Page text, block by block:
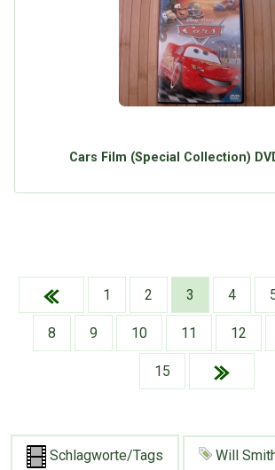
Cars Film (Special Collection)
1 2 3 4
8 9 10 11 12
15
Schlagworte/Tags Will